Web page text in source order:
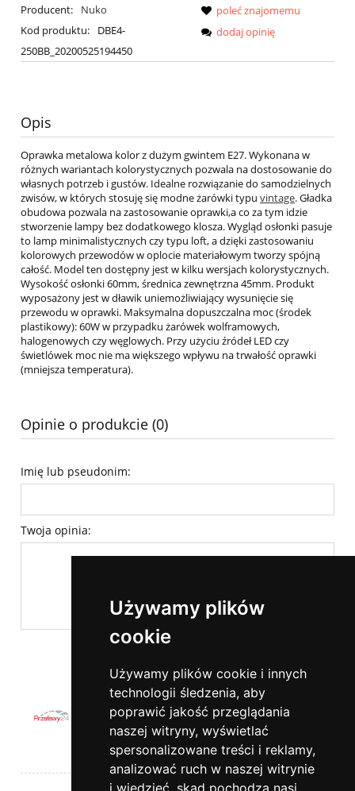
Używamy plików
cookie
Używamy plików cookie i innych
technologii śledzenia, aby
poprawić jakość przeglądania
naszej witryny, wyświetlać
spersonalizowane treści i reklamy,
analizować ruch w naszej witrynie
i wiedzieć, skąd pochodzą nasi
Producent:
Nuko
Kod produktu:
DBE4-
250BB_20200525194450
poleć znajomemu
dodaj opinię
Opis
Oprawka metalowa kolor z dużym gwintem E27. Wykonana w
różnych wariantach kolorystycznych pozwala na dostosowanie do
własnych potrzeb i gustów. Idealne rozwiązanie do samodzielnych
zwisów, w których stosuję się modne żarówki typu vintage. Gładka
obudowa pozwala na zastosowanie oprawki,a co za tym idzie
stworzenie lampy bez dodatkowego klosza. Wygląd osłonki pasuje
to lamp minimalistycznych czy typu loft, a dzięki zastosowaniu
kolorowych przewodów w oplocie materiałowym tworzy spójną
całość. Model ten dostępny jest w kilku wersjach kolorystycznych.
Wysokość osłonki 60mm, średnica zewnętrzna 45mm. Produkt
wyposażony jest w dławik uniemożliwiający wysunięcie się
przewodu w oprawki. Maksymalna dopuszczalna moc (środek
plastikowy): 60W w przypadku żarówek wolframowych,
halogenowych czy węglowych. Przy użyciu źródeł LED czy
świetlówek moc nie ma większego wpływu na trwałość oprawki
(mniejsza temperatura).
Opinie o produkcie (0)
Imię lub pseudonim:
Twoja opinia:
Pomoc